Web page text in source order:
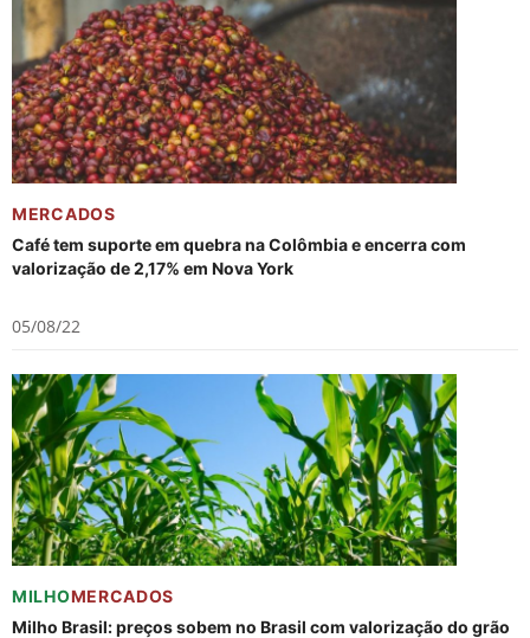
MERCADOS
Café tem suporte em quebra na Colômbia e encerra com
valorização de 2,17% em Nova York
05/08/22
MILHOMERCADOS
Milho Brasil: preços sobem no Brasil com valorização do grão